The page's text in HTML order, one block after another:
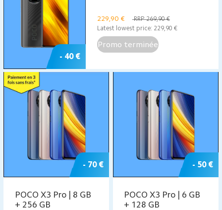
- 40 €
229,90 €
RRP 269,90 €
Latest lowest price: 229,90 €
Promo terminée
- 70 €
POCO X3 Pro | 8 GB
+ 256 GB
- 50 €
POCO X3 Pro | 6 GB
+ 128 GB